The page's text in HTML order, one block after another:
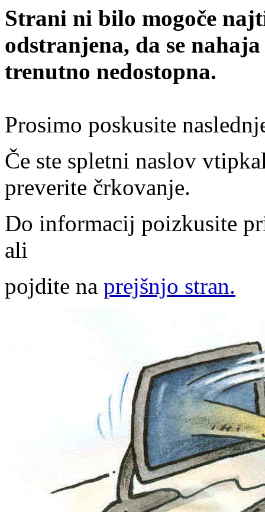
Strani ni bilo mogoče
odstranjena, da se
trenutno nedostopna.
Prosimo poskusite
Če ste spletni naslov
preverite črkovanje.
Do informacij poizkusite
ali
pojdite na prejšnjo stran.